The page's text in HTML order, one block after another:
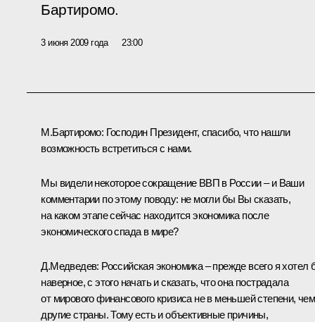
Бартиромо.
3 июня 2009 года 23:00
М.Бартиромо: Господин Президент, спасибо, что нашли
возможность встретиться с нами.
Мы видели некоторое сокращение ВВП в России – и Ваши
комментарии по этому поводу: не могли бы Вы сказать,
на каком этапе сейчас находится экономика после
экономического спада в мире?
Д.Медведев: Российская экономика – прежде всего я хотел
наверное, с этого начать и сказать, что она пострадала
от мирового финансового кризиса не в меньшей степени, чем
другие страны. Тому есть и объективные причины,